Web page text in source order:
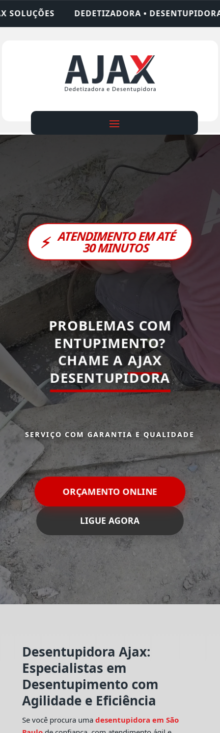
• DESENTUPIDORA • LIMPEZA DE FOSSA
⚡ ATENDIMENTO EM ATÉ
30 MINUTOS
PROBLEMAS COM
ENTUPIMENTO?
CHAME A AJAX
DESENTUPIDORA
SERVIÇO COM GARANTIA E QUALIDADE
ORÇAMENTO ONLINE
LIGUE AGORA
Desentupidora Ajax:
Especialistas em
Desentupimento com
Agilidade e Eficiência
Se você procura uma desentupidora em São